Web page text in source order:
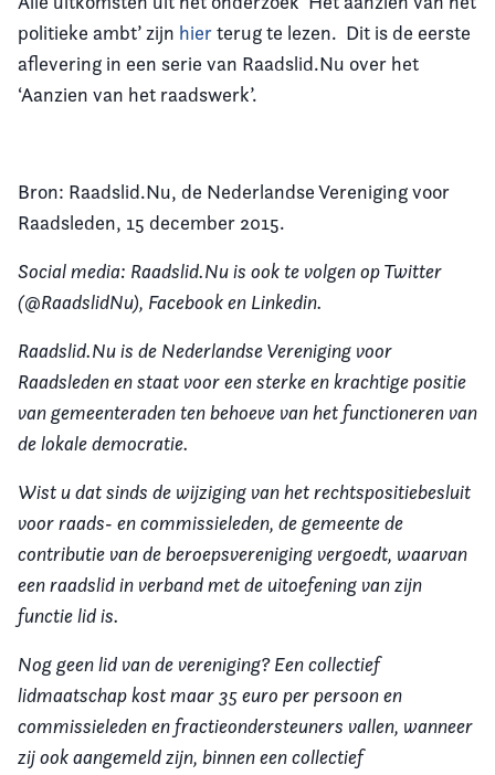
politieke ambt’ zijn hierterug te lezen. Dit is de eerste
aflevering in een serie van Raadslid.Nu over het
‘Aanzien van het raadswerk’.
Bron: Raadslid.Nu, de Nederlandse Vereniging voor
Raadsleden, 15 december 2015.
Social media: Raadslid.Nu is ook te volgen op Twitter
(@RaadslidNu), Facebook en Linkedin.
Raadslid.Nu is de Nederlandse Vereniging voor
Raadsleden en staat voor een sterke en krachtige positie
van gemeenteraden ten behoeve van het functioneren van
de lokale democratie.
Wist u dat sinds de wijziging van het rechtspositiebesluit
voor raads- en commissieleden, de gemeente de
contributie van de beroepsvereniging vergoedt, waarvan
een raadslid in verband met de uitoefening van zijn
functie lid is.
Nog geen lid van de vereniging? Een collectief
lidmaatschap kost maar 35 euro per persoon en
commissieleden en fractieondersteuners vallen, wanneer
zij ook aangemeld zijn, binnen een collectief